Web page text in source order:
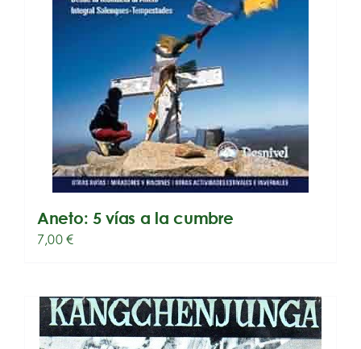
Aneto: 5 vías a la cumbre
7,00€